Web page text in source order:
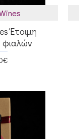
Έτοιμη
φιαλών